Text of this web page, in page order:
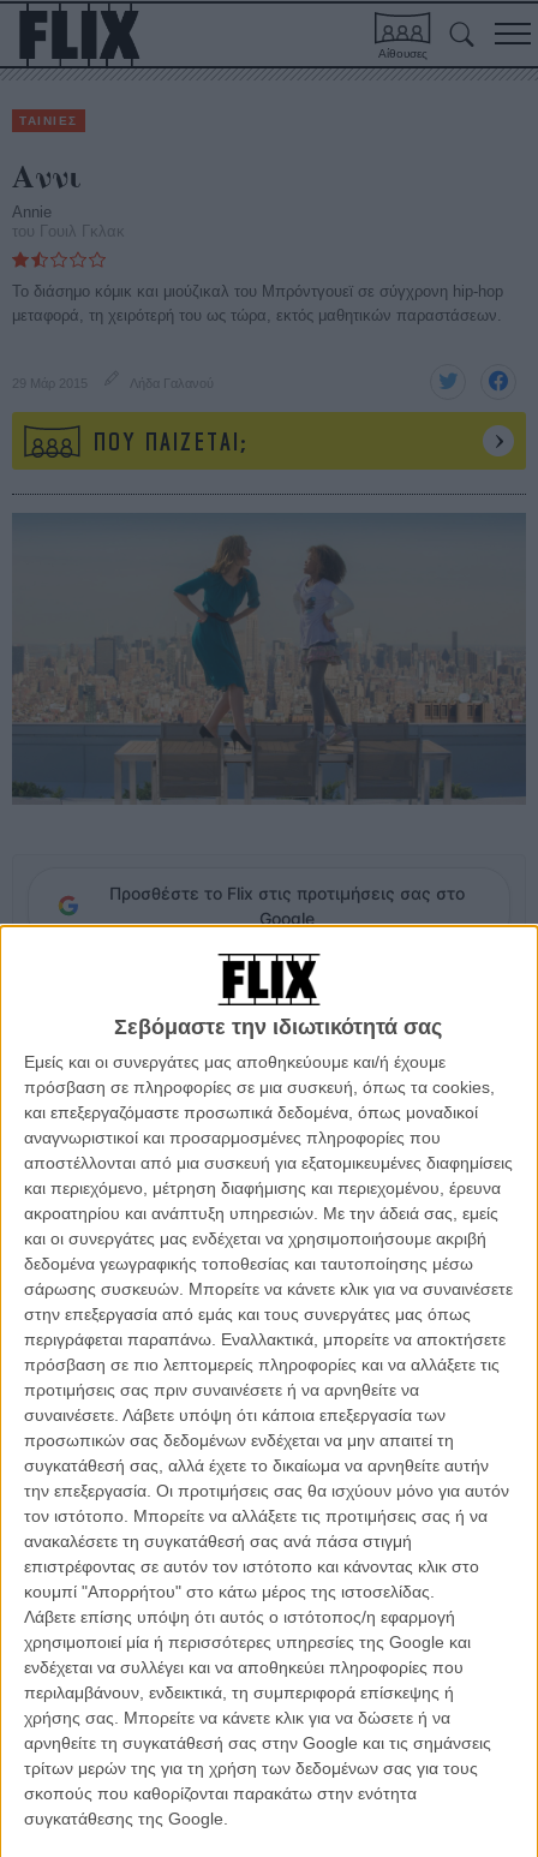
Σεβόμαστε την ιδιωτικότητά σας
Εμείς και οι συνεργάτες μας αποθηκεύουμε και/ή έχουμε
πρόσβαση σε πληροφορίες σε μια συσκευή, όπως τα cookies,
και επεξεργαζόμαστε προσωπικά δεδομένα, όπως μοναδικοί
αναγνωριστικοί και προσαρμοσμένες πληροφορίες που
αποστέλλονται από μια συσκευή για εξατομικευμένες διαφημίσεις
και περιεχόμενο, μέτρηση διαφήμισης και περιεχομένου, έρευνα
ακροατηρίου και ανάπτυξη υπηρεσιών. Με την άδειά σας, εμείς
και οι συνεργάτες μας ενδέχεται να χρησιμοποιήσουμε ακριβή
δεδομένα γεωγραφικής τοποθεσίας και ταυτοποίησης μέσω
σάρωσης συσκευών. Μπορείτε να κάνετε κλικ για να συναινέσετε
στην επεξεργασία από εμάς και τους συνεργάτες μας όπως
περιγράφεται παραπάνω. Εναλλακτικά, μπορείτε να αποκτήσετε
πρόσβαση σε πιο λεπτομερείς πληροφορίες και να αλλάξετε τις
προτιμήσεις σας πριν συναινέσετε ή να αρνηθείτε να
συναινέσετε. Λάβετε υπόψη ότι κάποια επεξεργασία των
προσωπικών σας δεδομένων ενδέχεται να μην απαιτεί τη
συγκατάθεσή σας, αλλά έχετε το δικαίωμα να αρνηθείτε αυτήν
την επεξεργασία. Οι προτιμήσεις σας θα ισχύουν μόνο για αυτόν
τον ιστότοπο. Μπορείτε να αλλάξετε τις προτιμήσεις σας ή να
ανακαλέσετε τη συγκατάθεσή σας ανά πάσα στιγμή
επιστρέφοντας σε αυτόν τον ιστότοπο και κάνοντας κλικ στο
κουμπί "Απορρήτου" στο κάτω μέρος της ιστοσελίδας.
Λάβετε επίσης υπόψη ότι αυτός ο ιστότοπος/η εφαρμογή
χρησιμοποιεί μία ή περισσότερες υπηρεσίες της Google και
ενδέχεται να συλλέγει και να αποθηκεύει πληροφορίες που
περιλαμβάνουν, ενδεικτικά, τη συμπεριφορά επίσκεψης ή
χρήσης σας. Μπορείτε να κάνετε κλικ για να δώσετε ή να
αρνηθείτε τη συγκατάθεσή σας στην Google και τις σημάνσεις
τρίτων μερών της για τη χρήση των δεδομένων σας για τους
σκοπούς που καθορίζονται παρακάτω στην ενότητα
συγκατάθεσης της Google.
Αίθουσες
ΤΑΙΝΙΕΣ
Αννι
Annie
του Γουιλ Γκλακ
To διάσημο κόμικ και μιούζικαλ του Μπρόντγουεϊ σε σύγχρονη hip-hop
μεταφορά, τη χειρότερή του ως τώρα, εκτός μαθητικών παραστάσεων.
29 Μάρ 2015 Λήδα Γαλανού
ΠΟΥ ΠΑΙΖΕΤΑΙ;
Προσθέστε το Flix στις προτιμήσεις σας στο
Google
Στη σημερινή Νέα Υόρκη, η Αννι ζει, μαζί με άλλα κοριτσάκια, μια
ζωή καταπίεσης στο σπίτι της ανάδοχης μητέρας της, της Μις
Χάνιγκαν. Ολα θ’ αλλάξουν όταν ο δισεκατομμυριούχος Γουιλ Στακς,
επιχειρηματίας με βλέψεις να γίνει δήμαρχος της πόλης, επιλέξει την
Αννι για την προεκλογική καμπάνια του, βγάζοντάς την από τη
συννεφιασμένη ζωή της. Μόνο που δεν είναι καθόλου σίγουρο, σ’
αυτή τη σχέση, ποιος σώζει ποιον.
Το κλασικό κόμικ και μετέπειτα μιούζικαλ διασκευάζεται για το σινεμά
σε hip-hop εκδοχή από τον Γουιλ Γκλακ του «Easy A» και τη
σεναριογράφο Αλίν Μπρος ΜακΚένα του «Ο Διάβολος Φοράει
Prada» και του «We Bought a Zoo», με πρωταγωνίστρια τη μαγική
Κουαβένζανεϊ Γουόλις του «Beasts of the Southern Wild».
Κι αν η Γουόλις, ο γοητευτικός, βελούδινος Τζέιμι Φοξ και η Κάμερον
Ντίαζ σε έξαρση slapstick κωμικότητας, κάνουν ό,τι μπορούν για να
δώσουν ψυχή και νεύρο στην ταινία, τίποτε άλλο δεν τους βοηθά:
ούτε η άτσαλη σκηνοθεσία, ούτε οι παρωχημένες χορογραφίες και
τα εμφανή lip sync στα τραγούδια, ούτε η αποστειρωμένη διασκευή
του σεναρίου, ούτε η γενική κακογουστιά και φτήνια.
Ακόμα κι αν η ιστορία της μικρής ορφανής Αννι που φέρνει την
ευτυχία σ’ όποιον συναντήσει μπορεί να επιβιώσει στο σημερινό
κυνισμό, το σενάριο της ταινίας κάνει ό,τι μπορεί για να καταστρέψει
την όποια δομή, μετατρέποντάς τη σ’ έναν άτεχνο μουσικοχορευτικό
αχταρμά όλο και πιο απίστευτο κι αποτυχημένα κωμικό, κάνοντας
την ομώνυμη μέτρια επίσης ταινία του Τζον Χιούστον από το 1982
να μοιάζει «ultimate classic».
Το μόνο που απομένει είναι αντανακλαστικές συναισθηματικές
αντιδράσεις σε υπέροχα τραγούδια σαν το «It’s the Hard-Knock
Life» και το «Tomorrow» κι η αίσθηση μιας ευκαιρίας χαμένης μέσα
στην προχειρότητα και την ισοπεδωτική πολιτική ορθότητα.